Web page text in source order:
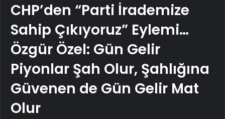
CHP’den “Parti İrademize
Sahip Çıkıyoruz” Eylemi…
Özgür Özel: Gün Gelir
Piyonlar Şah Olur, Şahlığına
Güvenen de Gün Gelir Mat
Olur